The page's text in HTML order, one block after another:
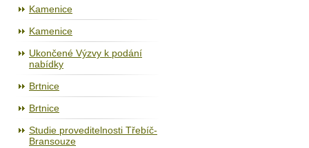
Kamenice
Kamenice
Ukončené Výzvy k podání
nabídky
Brtnice
Brtnice
Studie proveditelnosti Třebíč-
Bransouze